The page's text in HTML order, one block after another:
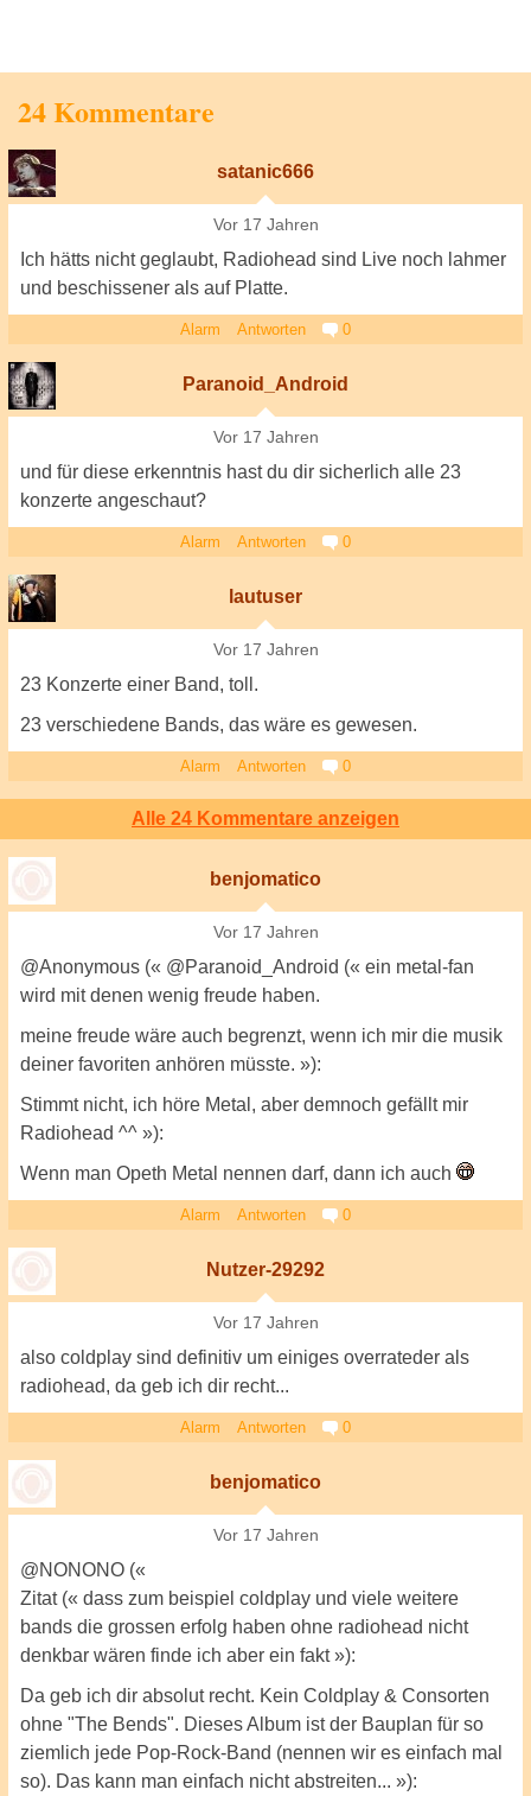
24 Kommentare
satanic666
Vor 17 Jahren
Ich hätts nicht geglaubt, Radiohead sind Live noch lahmer
und beschissener als auf Platte.
Alarm Antworten 0
Paranoid_Android
Vor 17 Jahren
und für diese erkenntnis hast du dir sicherlich alle 23
konzerte angeschaut?
Alarm Antworten 0
lautuser
Vor 17 Jahren
23 Konzerte einer Band, toll.
23 verschiedene Bands, das wäre es gewesen.
Alarm Antworten 0
Alle 24 Kommentare anzeigen
benjomatico
Vor 17 Jahren
@Anonymous (« @Paranoid_Android (« ein metal-fan
wird mit denen wenig freude haben.
meine freude wäre auch begrenzt, wenn ich mir die musik
deiner favoriten anhören müsste. »):
Stimmt nicht, ich höre Metal, aber demnoch gefällt mir
Radiohead ^^ »):
Wenn man Opeth Metal nennen darf, dann ich auch
Alarm Antworten 0
Nutzer-29292
Vor 17 Jahren
also coldplay sind definitiv um einiges overrateder als
radiohead, da geb ich dir recht...
Alarm Antworten 0
benjomatico
Vor 17 Jahren
@NONONO («
Zitat (« dass zum beispiel coldplay und viele weitere
bands die grossen erfolg haben ohne radiohead nicht
denkbar wären finde ich aber ein fakt »):
Da geb ich dir absolut recht. Kein Coldplay & Consorten
ohne "The Bends". Dieses Album ist der Bauplan für so
ziemlich jede Pop-Rock-Band (nennen wir es einfach mal
so). Das kann man einfach nicht abstreiten... »):